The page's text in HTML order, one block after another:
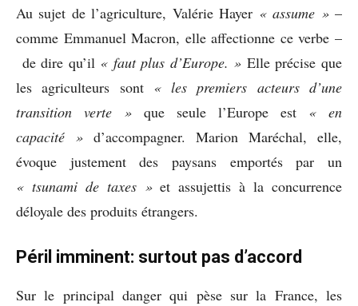
Au sujet de l’agriculture, Valérie Hayer « assume »–
comme Emmanuel Macron, elle affectionne ce verbe –
de dire qu’il « faut plus d’Europe. » Elle précise que
les agriculteurs sont « les premiers acteurs d’une
transition verte » que seule l’Europe est « en
capacité » d’accompagner. Marion Maréchal, elle,
évoque justement des paysans emportés par un
« tsunami de taxes »et assujettis à la concurrence
déloyale des produits étrangers.
Péril imminent: surtout pas d’accord
Sur le principal danger qui pèse sur la France, les